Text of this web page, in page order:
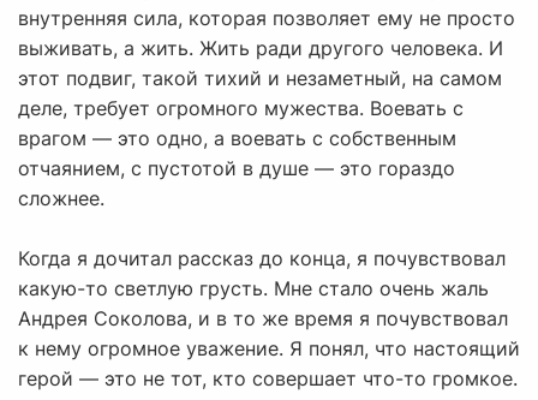
внутренняя сила, которая позволяет ему не просто
выживать, а жить. Жить ради другого человека. И
этот подвиг, такой тихий и незаметный, на самом
деле, требует огромного мужества. Воевать с
врагом — это одно, а воевать с собственным
отчаянием, с пустотой в душе — это гораздо
сложнее.
Когда я дочитал рассказ до конца, я почувствовал
какую-то светлую грусть. Мне стало очень жаль
Андрея Соколова, и в то же время я почувствовал
к нему огромное уважение. Я понял, что настоящий
герой — это не тот, кто совершает что-то громкое.